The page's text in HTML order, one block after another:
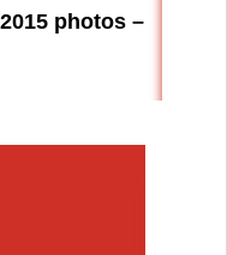
photos –